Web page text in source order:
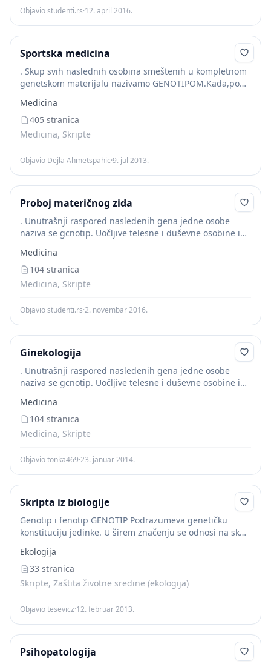
Objavio studenti.rs·12. april 2016.
Sportska medicina
. Skup svih naslednih osobina smeštenih u kompletnom
genetskom materijalu nazivamo GENOTIPOM.Kada,pod
broja još uvek nepoznatih)genotip ispolji svoje
osobine,kada postojeće genotipske predispozicije
prerastu...
Medicina
405 stranica
Medicina, Skripte
Objavio Dejla Ahmetspahic·9. jul 2013.
Proboj materičnog zida
. Unutrašnji raspored nasledenih gena jedne osobe
naziva se gcnotip. Uočljive telesne i duševne osobine i
fenotip. Fenotip i genotip se ne podudaraju...
Medicina
104 stranica
Medicina, Skripte
Objavio studenti.rs·2. novembar 2016.
Ginekologija
. Unutrašnji raspored nasledenih gena jedne osobe
naziva se gcnotip. Uočljive telesne i duševne osobine i
fenotip. Fenotip i genotip se ne podudaraju...
Medicina
104 stranica
Medicina, Skripte
Objavio tonka469·23. januar 2014.
Skripta iz biologije
Genotip i fenotip GENOTIP Podrazumeva genetičku
konstituciju jedinke. U širem značenju se odnosi na skup
posmatrani gen ili...
Ekologija
33 stranica
Skripte, Zaštita životne sredine (ekologija)
Objavio tesevicz·12. februar 2013.
Psihopatologija